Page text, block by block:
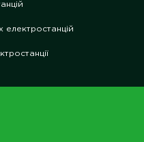
електростанцій